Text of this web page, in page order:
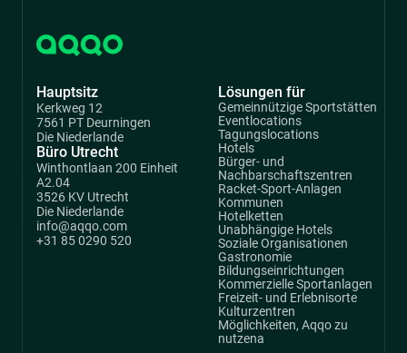
Hauptsitz
Kerkweg 12
7561 PT Deurningen
Die Niederlande
Büro Utrecht
Winthontlaan 200 Einheit
A2.04
3526 KV Utrecht
Die Niederlande
info@aqqo.com
+31 85 0290 520
Lösungen für
Gemeinnützige Sportstätten
Eventlocations
Tagungslocations
Hotels
Bürger- und
Nachbarschaftszentren
Racket-Sport-Anlagen
Kommunen
Hotelketten
Unabhängige Hotels
Soziale Organisationen
Gastronomie
Bildungseinrichtungen
Kommerzielle Sportanlagen
Freizeit- und Erlebnisorte
Kulturzentren
Möglichkeiten, Aqqo zu
nutzena